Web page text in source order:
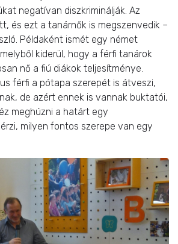
negatívan diszkriminálják. Az
és ezt a tanárnők is megszenvedik –
Példaként ismét egy német
kiderül, hogy a férfi tanárok
nő a fiú diákok teljesítménye.
férfi a pótapa szerepét is átveszi,
de azért ennek is vannak buktatói,
meghúzni a határt egy
milyen fontos szerepe van egy